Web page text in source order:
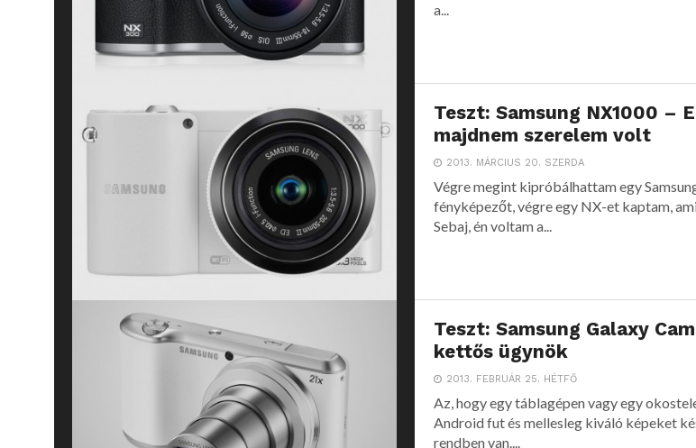
a...
Teszt: Samsung NX1000 –
majdnem szerelem volt
2013. MÁRCIUS 20. SZERDA
Végre megint kipróbálhattam egy
fényképezőt, végre egy NX-et kaptam,
Sebaj, én voltam a...
Teszt: Samsung Galaxy
kettős ügynök
2013. FEBRUÁR 25. HÉTFŐ
Az, hogy egy táblagépen vagy egy
Android fut és mellesleg kiváló képeket
rendben van....